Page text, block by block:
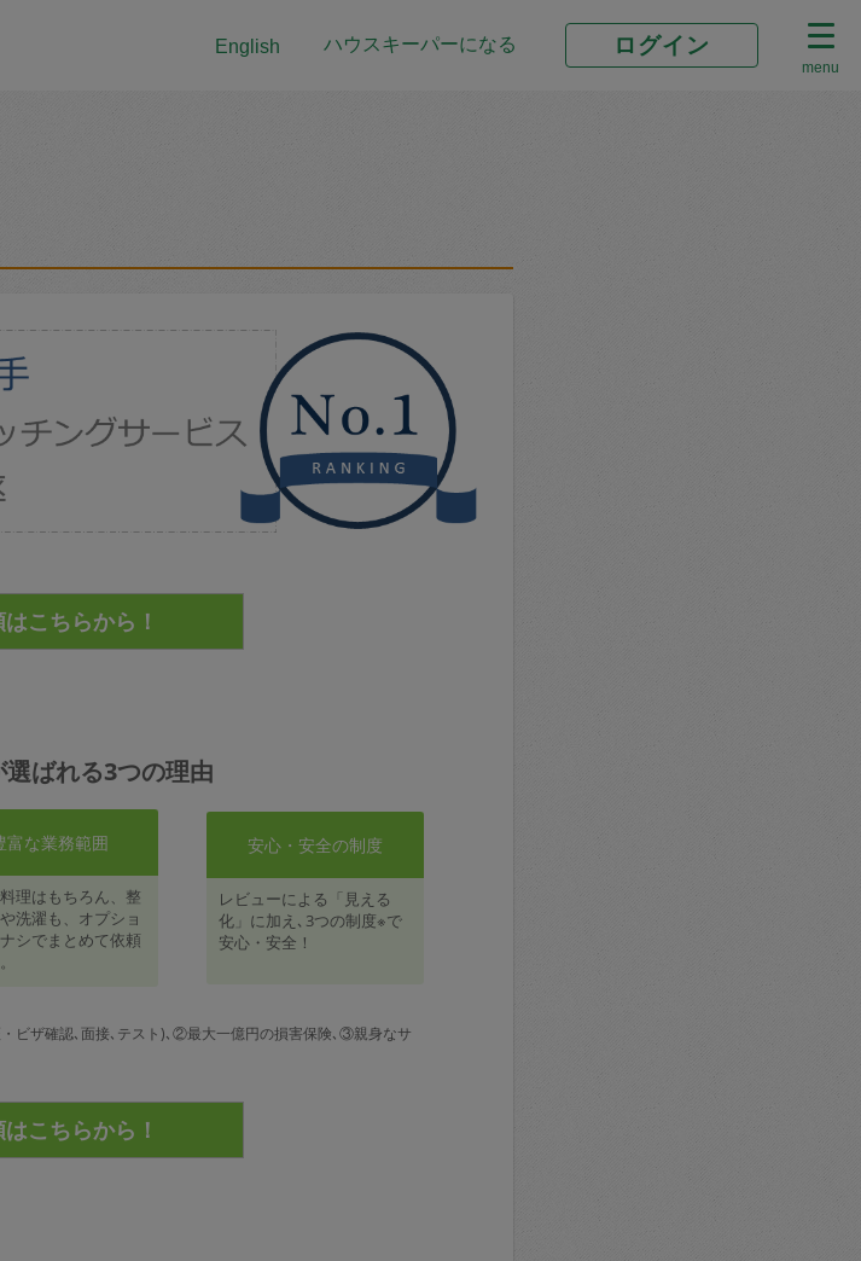
English ハウスキーパーになる ログイン
menu
ばれる3つの理由
富な業務範囲
理はもちろん、整
洗濯も、オプショ
シでまとめて依頼
安心・安全の制度
レビューによる「見える
化」に加え､3つの制度※で
安心・安全！
ビザ確認､面接､テスト)､②最大一億円の損害保険､③親身なサ